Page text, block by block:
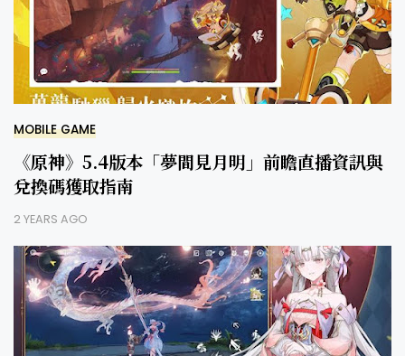
MOBILE GAME
《原神》5.4版本「夢間見月明」前瞻直播資訊與
兌換碼獲取指南
2 YEARS AGO